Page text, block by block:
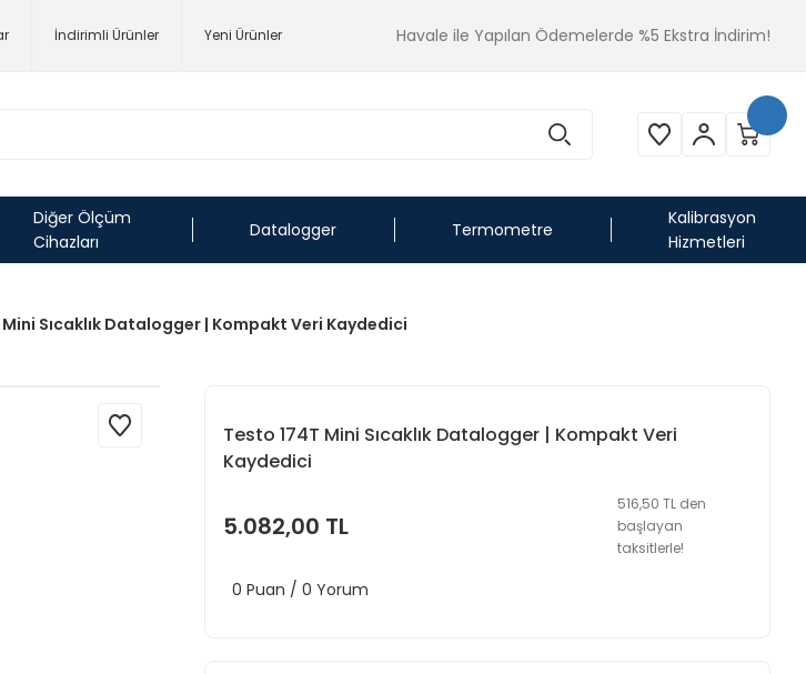
İndirimli Ürünler Yeni Ürünler Havale ile Yapılan Ödemelerde %5 Ekstra İndirim!
Diğer Ölçüm
Cihazları
Datalogger Termometre
Kalibrasyon
Hizmetleri
Mini Sıcaklık Datalogger | Kompakt Veri Kaydedici
Testo 174T Mini Sıcaklık Datalogger | Kompakt Veri
Kaydedici
5.082,00 TL
516,50 TL den
başlayan
taksitlerle!
0 Puan / 0 Yorum